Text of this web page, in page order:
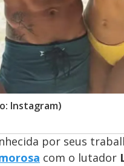
Instagram)
por seus
com o lutador